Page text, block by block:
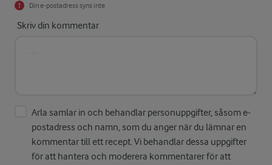
Din e-postadress syns inte
Skriv din kommentar
Arla samlar in och behandlar personuppgifter, såsom e-
postadress och namn, som du anger när du lämnar en
kommentar till ett recept. Vi behandlar dessa uppgifter
för att hantera och moderera kommentarer för att